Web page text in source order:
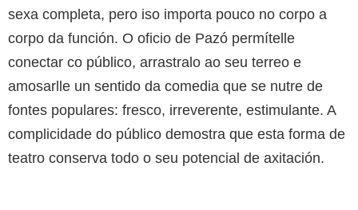
sexa completa, pero iso importa pouco no corpo a
corpo da función. O oficio de Pazó permítelle
conectar co público, arrastralo ao seu terreo e
amosarlle un sentido da comedia que se nutre de
fontes populares: fresco, irreverente, estimulante. A
complicidade do público demostra que esta forma de
teatro conserva todo o seu potencial de axitación.